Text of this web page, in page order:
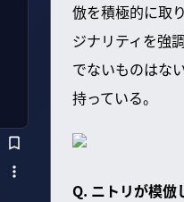
倣を積極的に取
ジナリティを強
でないものはな
持っている。
Q. ニトリが模倣